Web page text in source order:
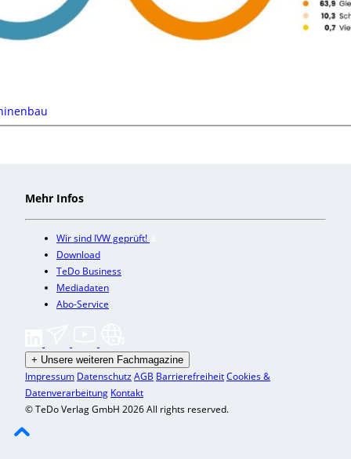
Mehr Infos
Wir sind IVW geprüft!
Download
TeDo Business
Mediadaten
Abo-Service
+ Unsere weiteren Fachmagazine
Impressum DatenschutzAGB BarrierefreiheitCookies &
Datenverarbeitung Kontakt
© TeDo Verlag GmbH 2026 All rights reserved.